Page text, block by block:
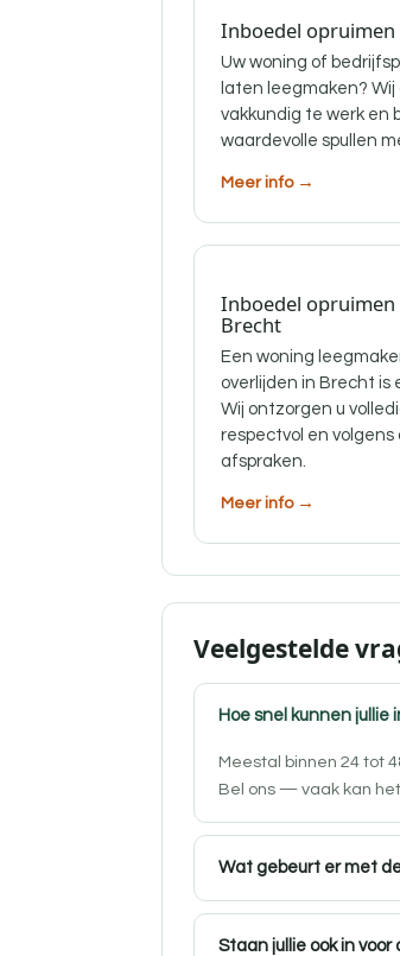
Inboedel
Uw woning of
laten leegmaken?
vakkundig te werk en
waardevolle spullen
Meer info →
Inboedel opruimen
Brecht
Een woning
overlijden in Brecht is
Wij ontzorgen u
respectvol en volgens
afspraken.
Meer info →
Veelgestelde
Hoe snel kunnen
Meestal binnen 24 tot
Bel ons — vaak kan
Wat gebeurt er met
Staan jullie ook in